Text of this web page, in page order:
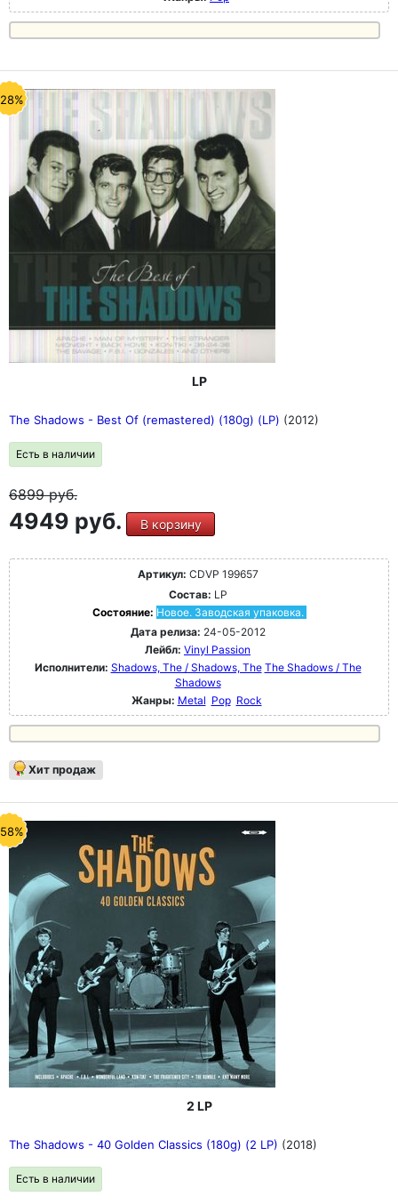
LP
The Shadows - Best Of (remastered) (180g) (LP) (2012)
Есть в наличии
6899руб.
4949 руб. В корзину
Артикул: CDVP 199657
Состав: LP
Состояние: Новое. Заводская упаковка.
Дата релиза: 24-05-2012
Лейбл: Vinyl Passion
Исполнители: Shadows, The / Shadows, The The Shadows / The
Shadows
Жанры: Metal Pop Rock
Хит продаж
2 LP
The Shadows - 40 Golden Classics (180g) (2 LP) (2018)
Есть в наличии